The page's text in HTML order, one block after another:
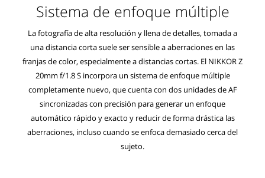
Sistema de enfoque múltiple
La fotografía de alta resolución y llena de detalles, tomada a
una distancia corta suele ser sensible a aberraciones en las
franjas de color, especialmente a distancias cortas. El NIKKOR Z
20mm f/1.8 S incorpora un sistema de enfoque múltiple
completamente nuevo, que cuenta con dos unidades de AF
sincronizadas con precisión para generar un enfoque
automático rápido y exacto y reducir de forma drástica las
aberraciones, incluso cuando se enfoca demasiado cerca del
sujeto.